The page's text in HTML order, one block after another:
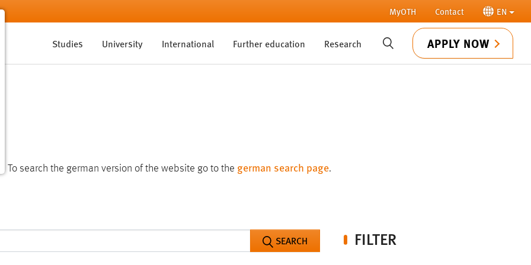
MyOTH Contact EN
Studies University International Further education Research SUCHE APPLY NOW
To search the german version of the website go to the german search page.
FILTER
SEARCH